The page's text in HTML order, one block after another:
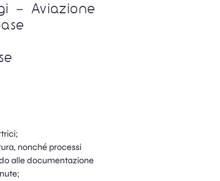
– Aviazione
nonché processi
alle documentazione